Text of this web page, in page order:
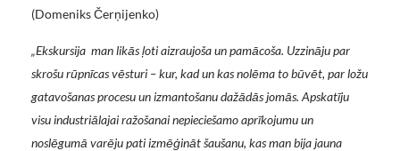
(Domeniks Čerņijenko)
„Ekskursija man likās ļoti aizraujoša un pamācoša. Uzzināju par
skrošu rūpnīcas vēsturi – kur, kad un kas nolēma to būvēt, par ložu
gatavošanas procesu un izmantošanu dažādās jomās. Apskatīju
visu industriālajai ražošanai nepieciešamo aprīkojumu un
noslēgumā varēju pati izmēģināt šaušanu, kas man bija jauna